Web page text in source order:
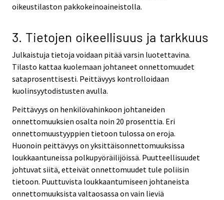
oikeustilaston pakkokeinoaineistolla.
3. Tietojen oikeellisuus ja tarkkuus
Julkaistuja tietoja voidaan pitää varsin luotettavina.
Tilasto kattaa kuolemaan johtaneet onnettomuudet
sataprosenttisesti. Peittävyys kontrolloidaan
kuolinsyytodistusten avulla.
Peittävyys on henkilövahinkoon johtaneiden
onnettomuuksien osalta noin 20 prosenttia. Eri
onnettomuustyyppien tietoon tulossa on eroja.
Huonoin peittävyys on yksittäisonnettomuuksissa
loukkaantuneissa polkupyöräilijöissä. Puutteellisuudet
johtuvat siitä, etteivät onnettomuudet tule poliisin
tietoon. Puuttuvista loukkaantumiseen johtaneista
onnettomuuksista valtaosassa on vain lieviä